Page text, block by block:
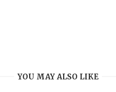
YOU MAY ALSO LIKE